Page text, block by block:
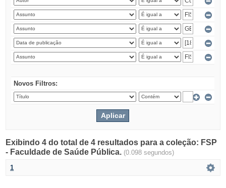
Novos Filtros:
Exibindo 4 do total de 4 resultados para a coleção: FSP
- Faculdade de Saúde Pública. (0.098 segundos)
1